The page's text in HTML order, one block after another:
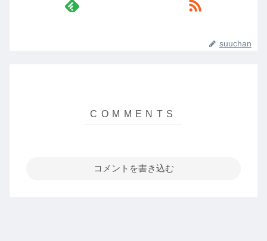
suuchan
コメントを書き込む